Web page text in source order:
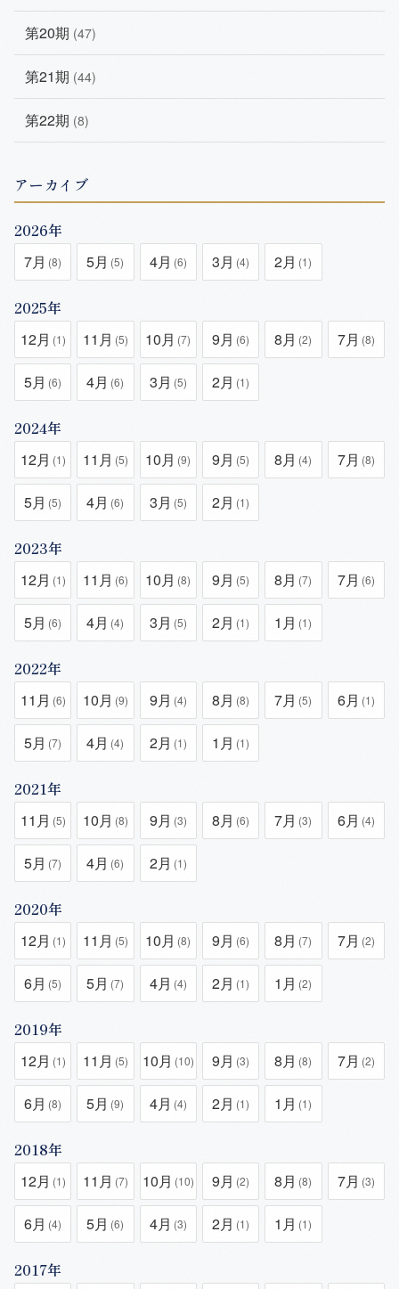
第20期 (47)
第21期 (44)
第22期 (8)
アーカイブ
2026年
7月 (8) 5月 (5) 4月 (6) 3月 (4) 2月 (1)
2025年
12月 (1) 11月 (5) 10月 (7) 9月 (6) 8月 (2) 7月 (8)
5月 (6) 4月 (6) 3月 (5) 2月 (1)
2024年
12月 (1) 11月 (5) 10月 (9) 9月 (5) 8月 (4) 7月 (8)
5月 (5) 4月 (6) 3月 (5) 2月 (1)
2023年
12月 (1) 11月 (6) 10月 (8) 9月 (5) 8月 (7) 7月 (6)
5月 (6) 4月 (4) 3月 (5) 2月 (1) 1月 (1)
2022年
11月 (6) 10月 (9) 9月 (4) 8月 (8) 7月 (5) 6月 (1)
5月 (7) 4月 (4) 2月 (1) 1月 (1)
2021年
11月 (5) 10月 (8) 9月 (3) 8月 (6) 7月 (3) 6月 (4)
5月 (7) 4月 (6) 2月 (1)
2020年
12月 (1) 11月 (5) 10月 (8) 9月 (6) 8月 (7) 7月 (2)
6月 (5) 5月 (7) 4月 (4) 2月 (1) 1月 (2)
2019年
12月 (1) 11月 (5) 10月 (10) 9月 (3) 8月 (8) 7月 (2)
6月 (8) 5月 (9) 4月 (4) 2月 (1) 1月 (1)
2018年
12月 (1) 11月 (7) 10月 (10) 9月 (2) 8月 (8) 7月 (3)
6月 (4) 5月 (6) 4月 (3) 2月 (1) 1月 (1)
2017年